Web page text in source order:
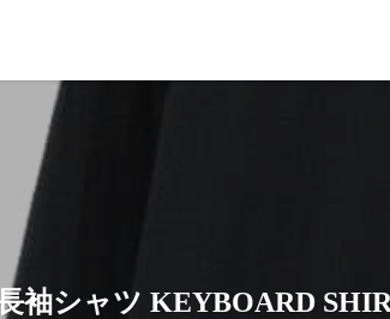
袖シャツ KEYBOARD